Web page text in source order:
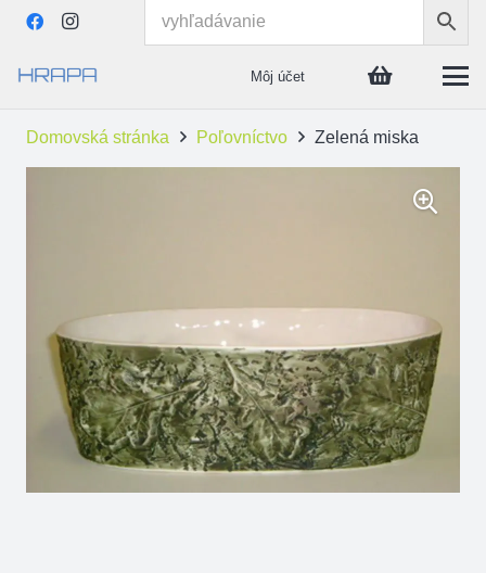
Môj účet
Domovská stránka Poľovníctvo Zelená miska